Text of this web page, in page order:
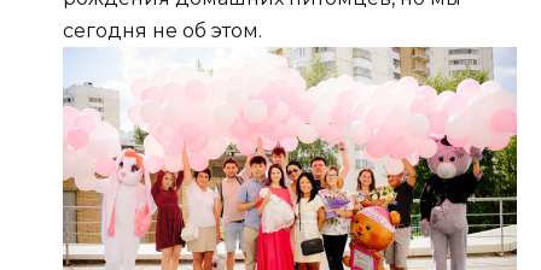
сегодня не об этом.